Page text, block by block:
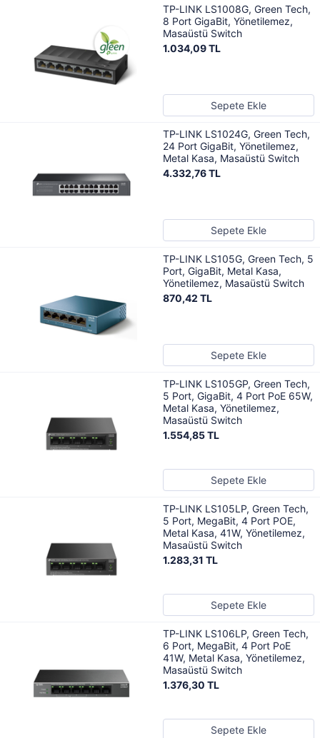
TP-LINK LS1008G, Green Tech,
8 Port GigaBit, Yönetilemez,
Masaüstü Switch
1.034,09 TL
Sepete Ekle
TP-LINK LS1024G, Green Tech,
24 Port GigaBit, Yönetilemez,
Metal Kasa, Masaüstü Switch
4.332,76 TL
Sepete Ekle
TP-LINK LS105G, Green Tech, 5
Port, GigaBit, Metal Kasa,
Yönetilemez, Masaüstü Switch
870,42 TL
Sepete Ekle
TP-LINK LS105GP, Green Tech,
5 Port, GigaBit, 4 Port PoE 65W,
Metal Kasa, Yönetilemez,
Masaüstü Switch
1.554,85 TL
Sepete Ekle
TP-LINK LS105LP, Green Tech,
5 Port, MegaBit, 4 Port POE,
Metal Kasa, 41W, Yönetilemez,
Masaüstü Switch
1.283,31 TL
Sepete Ekle
TP-LINK LS106LP, Green Tech,
6 Port, MegaBit, 4 Port PoE
41W, Metal Kasa, Yönetilemez,
Masaüstü Switch
1.376,30 TL
Sepete Ekle